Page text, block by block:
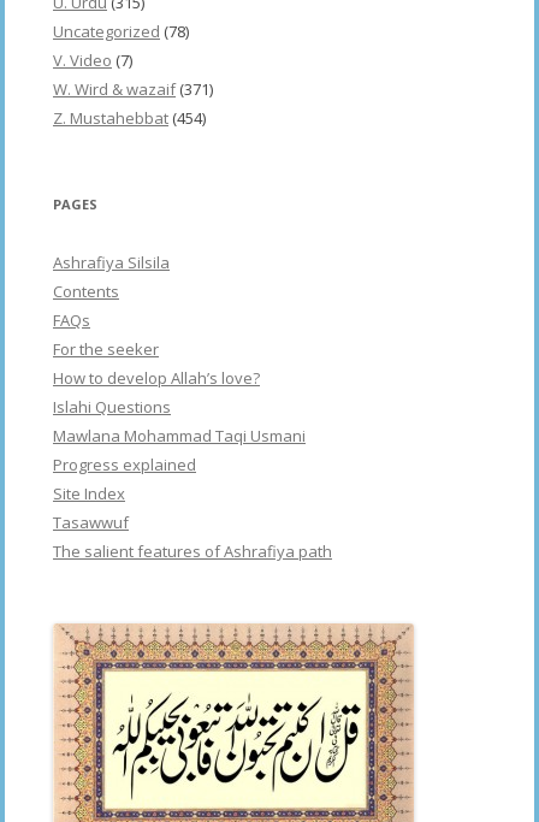
Uncategorized (78)
V. Video (7)
W. Wird & wazaif(371)
Z. Mustahebbat (454)
PAGES
Ashrafiya Silsila
Contents
FAQs
For the seeker
How to develop Allah’s love?
Islahi Questions
Mawlana Mohammad Taqi Usmani
Progress explained
Site Index
Tasawwuf
The salient features of Ashrafiya path